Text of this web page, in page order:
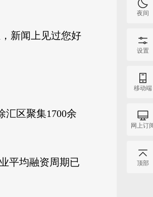
新闻上见过您好
汇区聚集1700余
平均融资周期已
夜间
设置
移动端
网上订
顶部